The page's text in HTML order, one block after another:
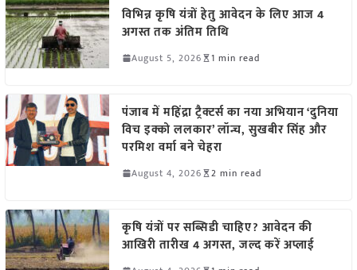
विभिन्न कृषि यंत्रों हेतु आवेदन के लिए आज 4
अगस्त तक अंतिम तिथि
August 5, 2026 1 min read
पंजाब में महिंद्रा ट्रैक्टर्स का नया अभियान ‘दुनिया
विच इक्को ललकार’ लॉन्च, सुखबीर सिंह और
परमिश वर्मा बने चेहरा
August 4, 2026 2 min read
कृषि यंत्रों पर सब्सिडी चाहिए? आवेदन की
आखिरी तारीख 4 अगस्त, जल्द करें अप्लाई